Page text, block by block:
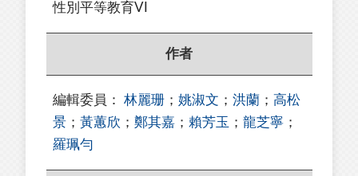
性別平等教育VI
作者
編輯委員： 林麗珊 ； 姚淑文 ； 洪蘭 ； 高松
景 ； 黃蕙欣 ； 鄭其嘉 ； 賴芳玉 ； 龍芝寧 ；
羅珮勻